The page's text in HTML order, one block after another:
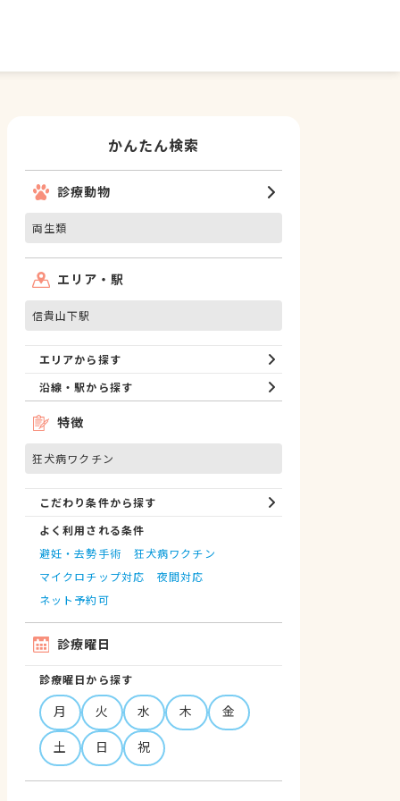
かんたん検索
診療動物
両生類
エリア・駅
信貴山下駅
エリアから探す
沿線・駅から探す
特徴
狂犬病ワクチン
こだわり条件から探す
よく利用される条件
避妊・去勢手術
狂犬病ワクチン
マイクロチップ対応
夜間対応
ネット予約可
診療曜日
診療曜日から探す
月 火 水 木
金
土
日 祝